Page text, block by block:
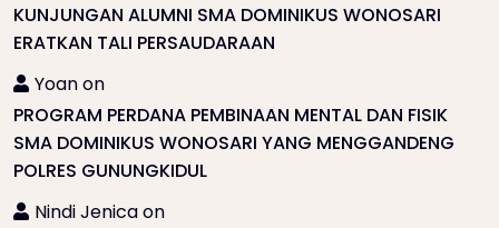
KUNJUNGAN ALUMNI SMA DOMINIKUS WONOSARI
ERATKAN TALI PERSAUDARAAN
Yoanon
PROGRAM PERDANA PEMBINAAN MENTAL DAN FISIK
SMA DOMINIKUS WONOSARI YANG MENGGANDENG
POLRES GUNUNGKIDUL
Nindi Jenicaon